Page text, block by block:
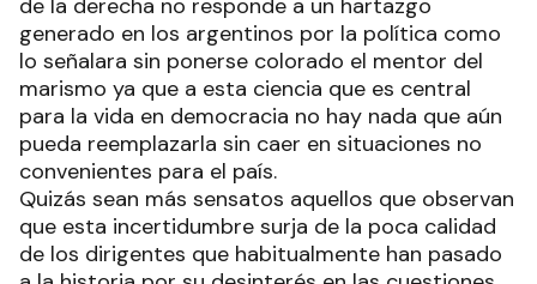
generado en los argentinos por la política como
lo señalara sin ponerse colorado el mentor del
marismo ya que a esta ciencia que es central
para la vida en democracia no hay nada que aún
pueda reemplazarla sin caer en situaciones no
convenientes para el país.
Quizás sean más sensatos aquellos que observan
que esta incertidumbre surja de la poca calidad
de los dirigentes que habitualmente han pasado